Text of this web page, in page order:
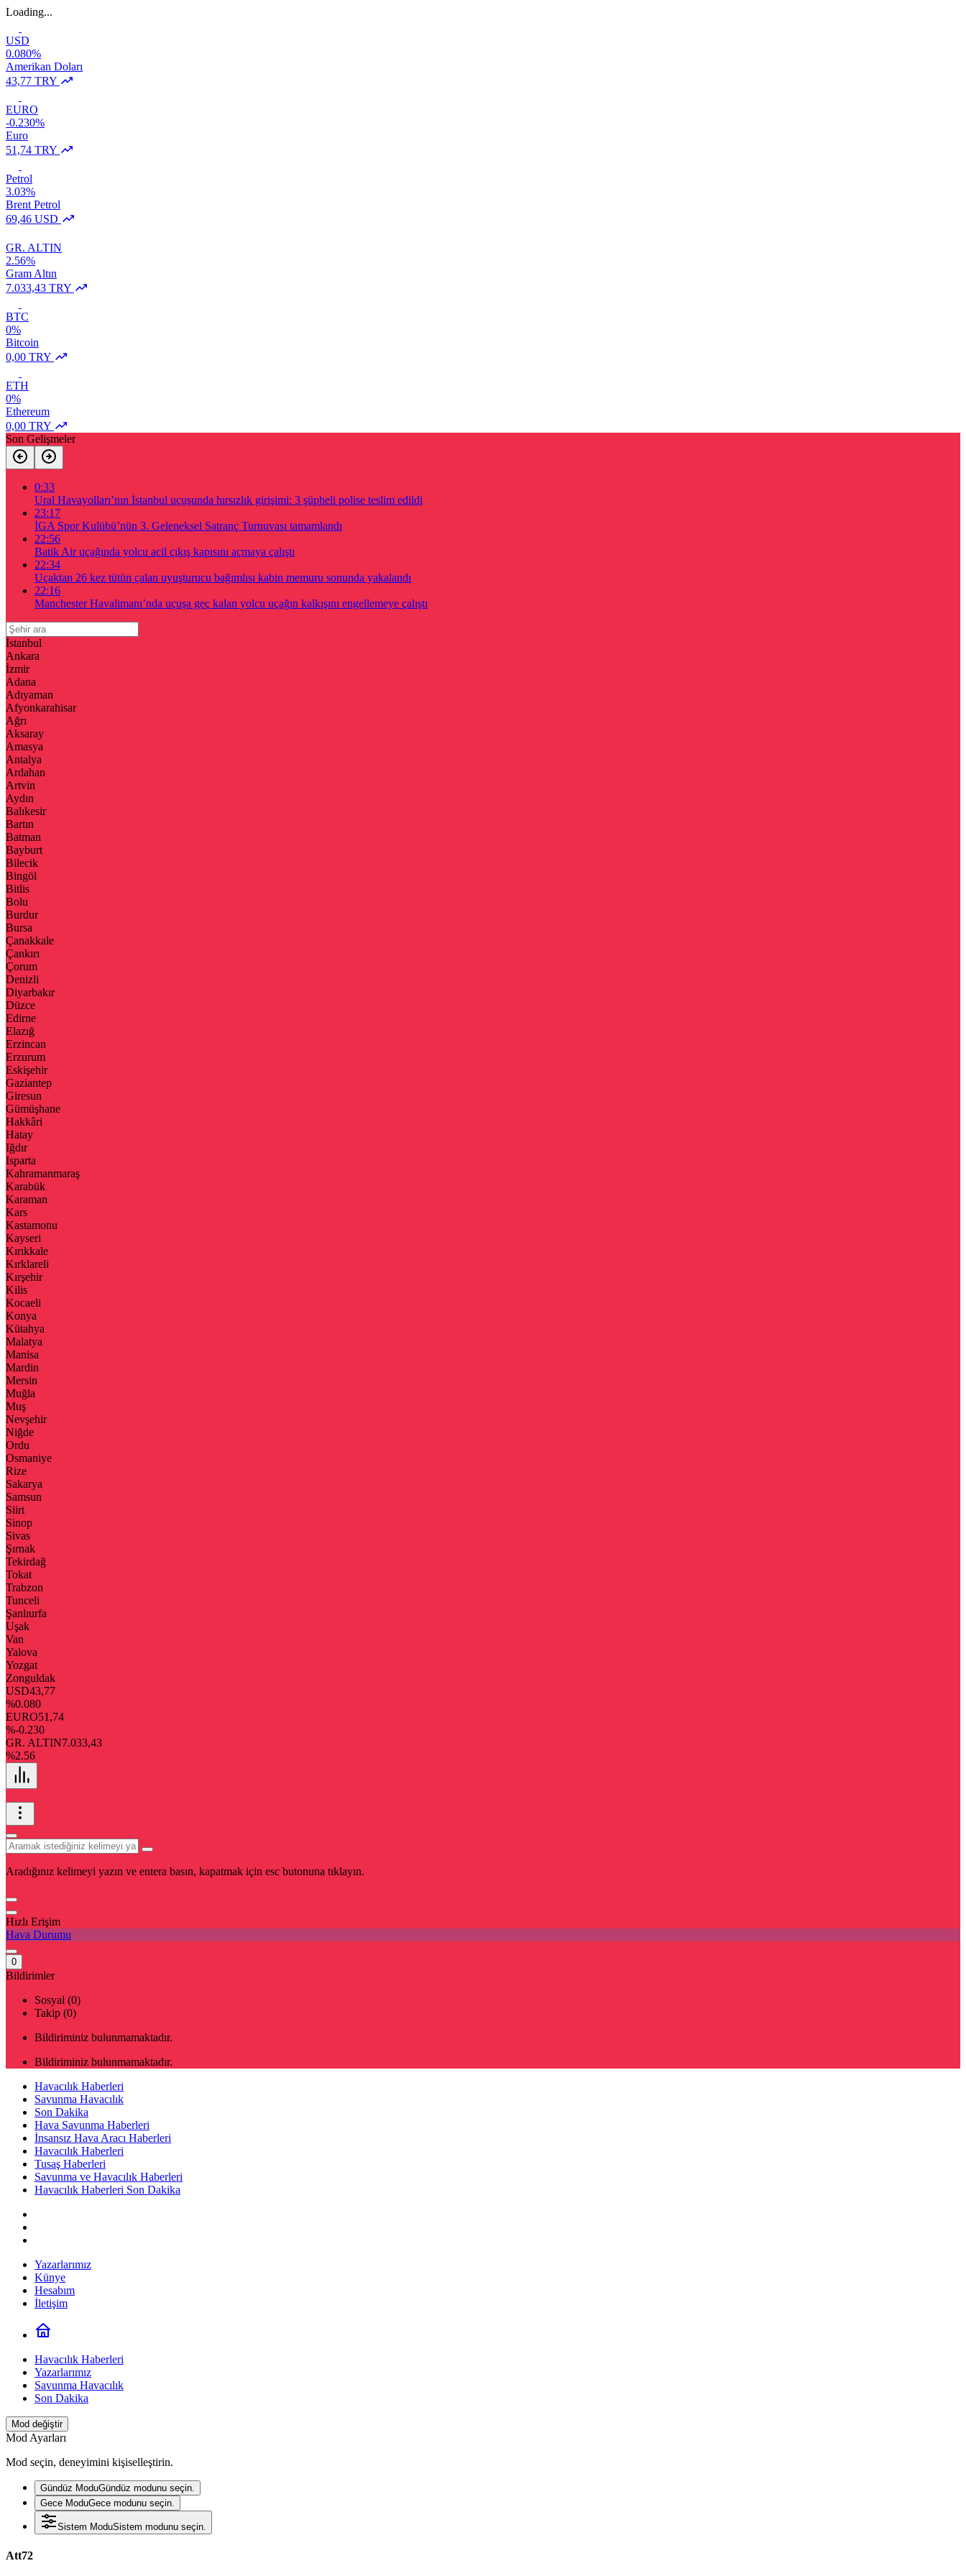
Loading...
USD
0.080%
Amerikan Doları
43,77 TRY
EURO
-0.230%
Euro
51,74 TRY
Petrol
3.03%
Brent Petrol
69,46 USD
GR. ALTIN
2.56%
Gram Altın
7.033,43 TRY
BTC
0%
Bitcoin
0,00 TRY
ETH
0%
Ethereum
0,00 TRY
Son Gelişmeler
0:33
Ural Havayolları’nın İstanbul uçuşunda hırsızlık girişimi: 3 şüpheli polise teslim edildi
23:17
İGA Spor Kulübü’nün 3. Geleneksel Satranç Turnuvası tamamlandı
22:56
Batik Air uçağında yolcu acil çıkış kapısını açmaya çalıştı
22:34
Uçaktan 26 kez tütün çalan uyuşturucu bağımlısı kabin memuru sonunda yakalandı
22:16
Manchester Havalimanı’nda uçuşa geç kalan yolcu uçağın kalkışını engellemeye çalıştı
İstanbul
Ankara
İzmir
Adana
Adıyaman
Afyonkarahisar
Ağrı
Aksaray
Amasya
Antalya
Ardahan
Artvin
Aydın
Balıkesir
Bartın
Batman
Bayburt
Bilecik
Bingöl
Bitlis
Bolu
Burdur
Bursa
Çanakkale
Çankırı
Çorum
Denizli
Diyarbakır
Düzce
Edirne
Elazığ
Erzincan
Erzurum
Eskişehir
Gaziantep
Giresun
Gümüşhane
Hakkâri
Hatay
Iğdır
Isparta
Kahramanmaraş
Karabük
Karaman
Kars
Kastamonu
Kayseri
Kırıkkale
Kırklareli
Kırşehir
Kilis
Kocaeli
Konya
Kütahya
Malatya
Manisa
Mardin
Mersin
Muğla
Muş
Nevşehir
Niğde
Ordu
Osmaniye
Rize
Sakarya
Samsun
Siirt
Sinop
Sivas
Şırnak
Tekirdağ
Tokat
Trabzon
Tunceli
Şanlıurfa
Uşak
Van
Yalova
Yozgat
Zonguldak
USD43,77
%0.080
EURO51,74
%-0.230
GR. ALTIN7.033,43
%2.56
Aradığınız kelimeyi yazın ve entera basın, kapatmak için esc butonuna tıklayın.
Hızlı Erişim
Hava Durumu
0
Bildirimler
Sosyal (0)
Takip (0)
Bildiriminiz bulunmamaktadır.
Bildiriminiz bulunmamaktadır.
Havacılık Haberleri
Savunma Havacılık
Son Dakika
Hava Savunma Haberleri
İnsansız Hava Aracı Haberleri
Havacılık Haberleri
Tusaş Haberleri
Savunma ve Havacılık Haberleri
Havacılık Haberleri Son Dakika
Yazarlarımız
Künye
Hesabım
İletişim
Havacılık Haberleri
Yazarlarımız
Savunma Havacılık
Son Dakika
Mod değiştir
Mod Ayarları
Mod seçin, deneyimini kişiselleştirin.
Gündüz ModuGündüz modunu seçin.
Gece ModuGece modunu seçin.
Sistem ModuSistem modunu seçin.
Att72